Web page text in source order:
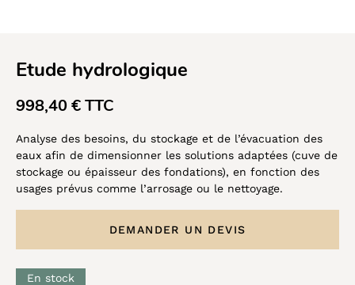
Etude hydrologique
998,40 € TTC
Analyse des besoins, du stockage et de l’évacuation des
eaux afin de dimensionner les solutions adaptées (cuve de
stockage ou épaisseur des fondations), en fonction des
usages prévus comme l’arrosage ou le nettoyage.
DEMANDER UN DEVIS
En stock